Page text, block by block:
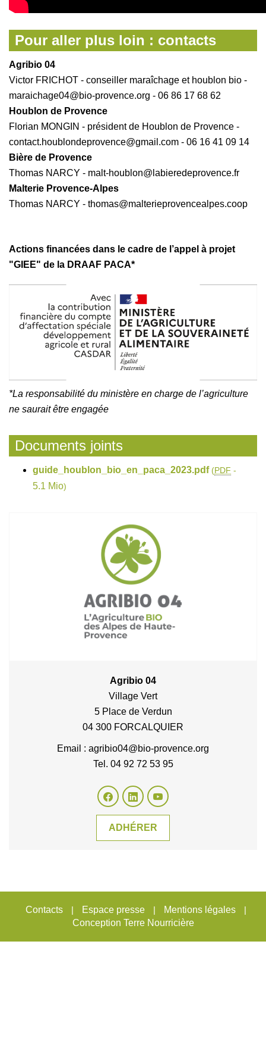
Pour aller plus loin : contacts
Agribio 04
Victor FRICHOT - conseiller maraîchage et houblon bio -
maraichage04@bio-provence.org - 06 86 17 68 62
Houblon de Provence
Florian MONGIN - président de Houblon de Provence -
contact.houblondeprovence@gmail.com - 06 16 41 09 14
Bière de Provence
Thomas NARCY - malt-houblon@labieredeprovence.fr
Malterie Provence-Alpes
Thomas NARCY - thomas@malterieprovencealpes.coop
Actions financées dans le cadre de l’appel à projet
"GIEE" de la DRAAF PACA*
*La responsabilité du ministère en charge de l’agriculture
ne saurait être engagée
Documents joints
guide_houblon_bio_en_paca_2023.pdf (PDF -
5.1 Mio)
Agribio 04
Village Vert
5 Place de Verdun
04 300 FORCALQUIER
Email : agribio04@bio-provence.org
Tel. 04 92 72 53 95
ADHÉRER
Contacts Espace presse Mentions légales
Conception Terre Nourricière